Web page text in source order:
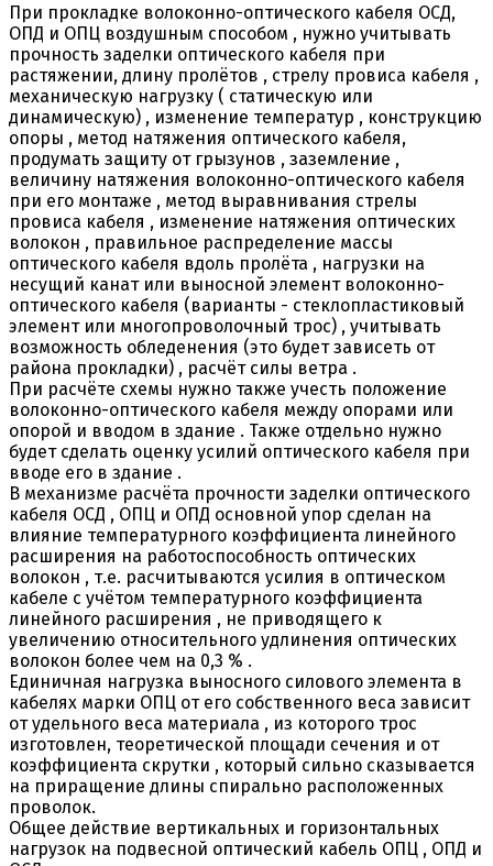
При прокладке волоконно-оптического кабеля ОСД,
ОПД и ОПЦ воздушным способом , нужно учитывать
прочность заделки оптического кабеля при
растяжении, длину пролётов , стрелу провиса кабеля ,
механическую нагрузку ( статическую или
динамическую) , изменение температур , конструкцию
опоры , метод натяжения оптического кабеля,
продумать защиту от грызунов , заземление ,
величину натяжения волоконно-оптического кабеля
при его монтаже , метод выравнивания стрелы
провиса кабеля , изменение натяжения оптических
волокон , правильное распределение массы
оптического кабеля вдоль пролёта , нагрузки на
несущий канат или выносной элемент волоконно-
оптического кабеля (варианты - стеклопластиковый
элемент или многопроволочный трос) , учитывать
возможность обледенения (это будет зависеть от
района прокладки) , расчёт силы ветра .
При расчёте схемы нужно также учесть положение
волоконно-оптического кабеля между опорами или
опорой и вводом в здание . Также отдельно нужно
будет сделать оценку усилий оптического кабеля при
вводе его в здание .
В механизме расчёта прочности заделки оптического
кабеля ОСД , ОПЦ и ОПД основной упор сделан на
влияние температурного коэффициента линейного
расширения на работоспособность оптических
волокон , т.е. расчитываются усилия в оптическом
кабеле с учётом температурного коэффициента
линейного расширения , не приводящего к
увеличению относительного удлинения оптических
волокон более чем на 0,3 % .
Единичная нагрузка выносного силового элемента в
кабелях марки ОПЦ от его собственного веса зависит
от удельного веса материала , из которого трос
изготовлен, теоретической площади сечения и от
коэффициента скрутки , который сильно сказывается
на приращение длины спирально расположенных
проволок.
Общее действие вертикальных и горизонтальных
нагрузок на подвесной оптический кабель ОПЦ , ОПД и